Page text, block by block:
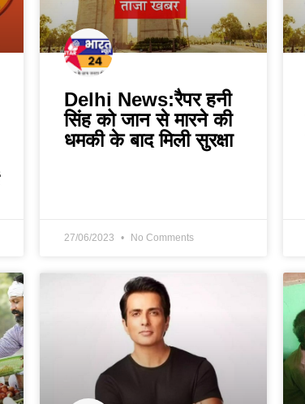
Delhi News:रैपर हनी
सिंह को जान से मारने की
धमकी के बाद मिली सुरक्षा
27/06/2023 No Comments